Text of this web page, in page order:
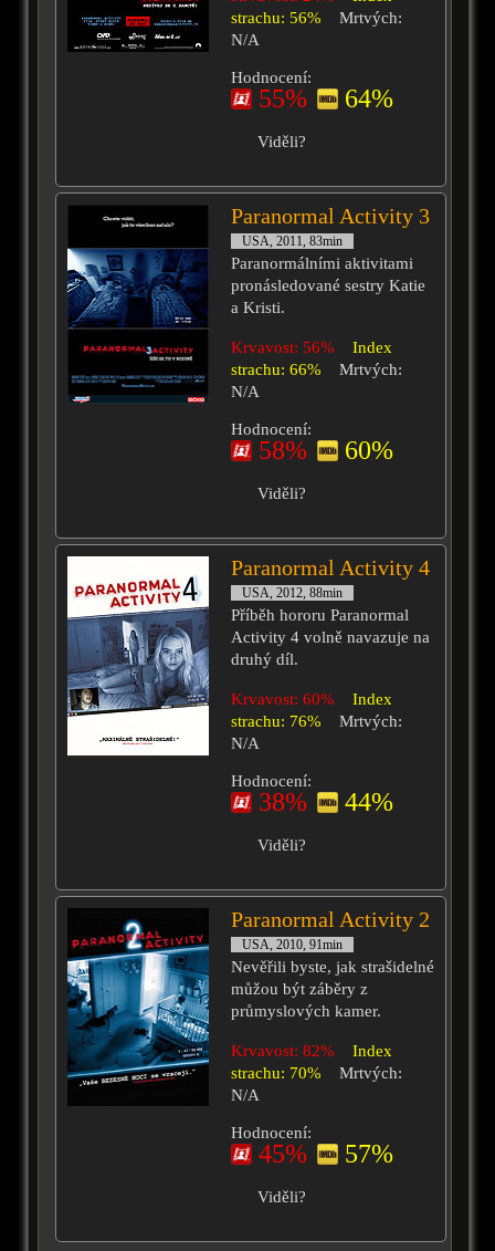
strachu: 56%
Mrtvých:
N/A
Hodnocení:
55% 64%
Viděli?
Paranormal Activity 3
USA, 2011, 83min
Paranormálními aktivitami
pronásledované sestry Katie
a Kristi.
Krvavost: 56%
Index
strachu: 66%
Mrtvých:
N/A
Hodnocení:
58% 60%
Viděli?
Paranormal Activity 4
USA, 2012, 88min
Příběh hororu Paranormal
Activity 4 volně navazuje na
druhý díl.
Krvavost: 60%
Index
strachu: 76%
Mrtvých:
N/A
Hodnocení:
38% 44%
Viděli?
Paranormal Activity 2
USA, 2010, 91min
Nevěřili byste, jak strašidelné
můžou být záběry z
průmyslových kamer.
Krvavost: 82%
Index
strachu: 70%
Mrtvých:
N/A
Hodnocení:
45% 57%
Viděli?